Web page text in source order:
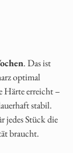
. Das ist
optimal
Härte erreicht –
stabil.
jedes Stück die
braucht.